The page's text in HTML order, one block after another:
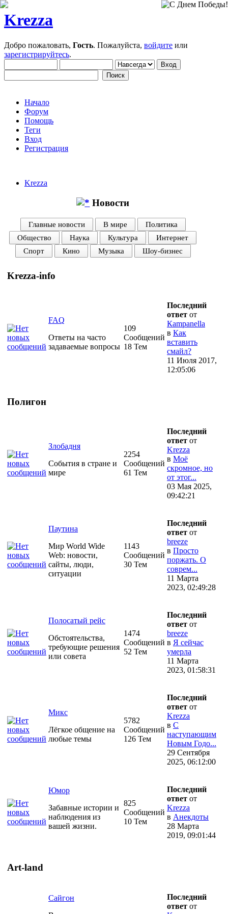
Krezza
Добро пожаловать, Гость. Пожалуйста, войдите или
зарегистрируйтесь.
Начало
Форум
Помощь
Теги
Вход
Регистрация
Krezza
Новости
Главные новости В мире
Политика
Общество
Наука Культура
Интернет
Спорт
Кино Музыка Шоу-бизнес
Krezza-info
FAQ
Ответы на часто
задаваемые вопросы
109
Сообщений
18 Тем
Последний
ответ от
Кampanella
в Как
вставить
смайл?
11 Июля 2017,
12:05:06
Полигон
Злобадня
События в стране и
мире
2254
Сообщений
61 Тем
Последний
ответ от
Krezza
в Моё
скромное, но
от этог...
03 Мая 2025,
09:42:21
Паутина
Мир World Wide
Web: новости,
сайты, люди,
ситуации
1143
Сообщений
30 Тем
Последний
ответ от
breeze
в Просто
поржать. О
соврем...
11 Марта
2023, 02:49:28
Полосатый рейс
Обстоятельства,
требующие решения
или совета
1474
Сообщений
52 Тем
Последний
ответ от
breeze
в Я сейчас
умерла
11 Марта
2023, 01:58:31
Микс
Лёгкое общение на
любые темы
5782
Сообщений
126 Тем
Последний
ответ от
Krezza
в С
наступающим
Новым Годо...
29 Сентября
2025, 06:12:00
Юмор
Забавные истории и
наблюдения из
вашей жизни.
825
Сообщений
10 Тем
Последний
ответ от
Krezza
в Анекдоты
28 Марта
2019, 09:01:44
Art-land
Сайгон
Последний
ответ от